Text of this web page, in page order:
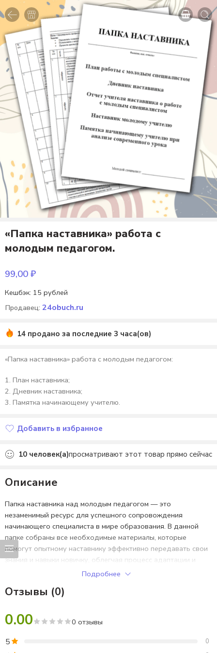
«Папка наставника» работа с
молодым педагогом.
99,00₽
Кешбэк: 15 рублей
Продавец: 24obuch.ru
14 продано за последние 3 часа(ов)
«Папка наставника» работа с молодым педагогом:
План наставника;
Дневник наставника;
Памятка начинающему учителю.
Добавить в избранное
10 человек(а)просматривают этот товар прямо сейчас
Описание
Папка наставника над молодым педагогом — это
незаменимый ресурс для успешного сопровождения
начинающего специалиста в мире образования. В данной
папке собраны все необходимые материалы, которые
помогут опытному наставнику эффективно передавать свои
знания и навыки новичку, облегчая процесс адаптации и
профессионального роста.
Первый элемент — план наставника, разработанный для
ключевые этапы, цели и задачи, которые помогут молодому
учителю быстрее вникнуть в особенности преподавания,
управления классом и взаимодействия с родителями и
Подробнее
Отзывы (0)
0.00 0 отзывы
5 0